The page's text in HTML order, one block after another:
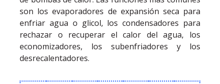
son los evaporadores de expansión seca para
enfriar agua o glicol, los condensadores para
rechazar o recuperar el calor del agua, los
economizadores, los subenfriadores y los
desrecalentadores.